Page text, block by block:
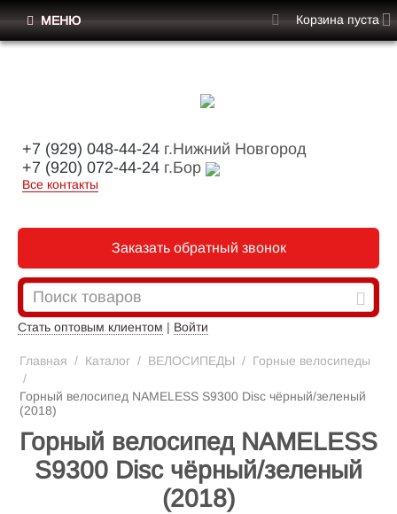
+7 (929) 048-44-24 г.Нижний Новгород
+7 (920) 072-44-24 г.Бор
Все контакты
Заказать обратный звонок
Стать оптовым клиентом | Войти
МЕНЮ Корзина пуста
Главная / Каталог / ВЕЛОСИПЕДЫ / Горные велосипеды
/
Горный велосипед NAMELESS S9300 Disc чёрный/зеленый
(2018)
Горный велосипед NAMELESS
S9300 Disc чёрный/зеленый
(2018)